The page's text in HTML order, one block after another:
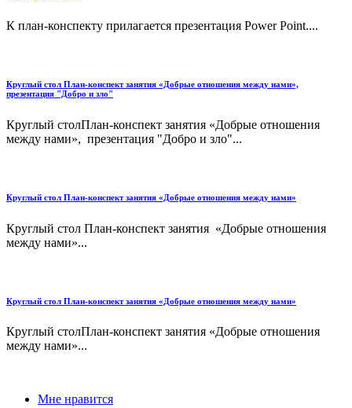
К план-конспекту прилагается презентация Power Point....
Круглый стол План-конспект занятия «Добрые отношения между нами»,
презентация "Добро и зло"
Круглый столПлан-конспект занятия «Добрые отношения
между нами», презентация "Добро и зло"...
Круглый стол План-конспект занятия «Добрые отношения между нами»
Круглый стол План-конспект занятия «Добрые отношения
между нами»...
Круглый стол План-конспект занятия «Добрые отношения между нами»
Круглый столПлан-конспект занятия «Добрые отношения
между нами»...
Мне нравится